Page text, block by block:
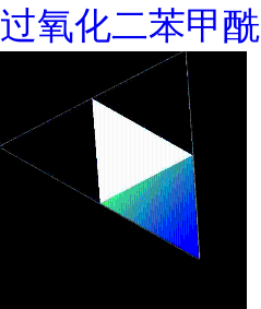
过氧化二苯甲酰